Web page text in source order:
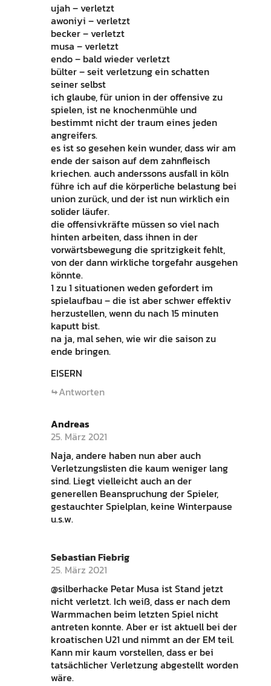
ujah – verletzt
awoniyi – verletzt
becker – verletzt
musa – verletzt
endo – bald wieder verletzt
bülter – seit verletzung ein schatten
seiner selbst
ich glaube, für union in der offensive zu
spielen, ist ne knochenmühle und
bestimmt nicht der traum eines jeden
angreifers.
es ist so gesehen kein wunder, dass wir am
ende der saison auf dem zahnfleisch
kriechen. auch anderssons ausfall in köln
führe ich auf die körperliche belastung bei
union zurück, und der ist nun wirklich ein
solider läufer.
die offensivkräfte müssen so viel nach
hinten arbeiten, dass ihnen in der
vorwärtsbewegung die spritzigkeit fehlt,
von der dann wirkliche torgefahr ausgehen
könnte.
1 zu 1 situationen weden gefordert im
spielaufbau – die ist aber schwer effektiv
herzustellen, wenn du nach 15 minuten
kaputt bist.
na ja, mal sehen, wie wir die saison zu
ende bringen.
EISERN
Antworten
Andreas
25. März 2021
Naja, andere haben nun aber auch
Verletzungslisten die kaum weniger lang
sind. Liegt vielleicht auch an der
generellen Beanspruchung der Spieler,
gestauchter Spielplan, keine Winterpause
u.s.w.
Sebastian Fiebrig
25. März 2021
@silberhacke Petar Musa ist Stand jetzt
nicht verletzt. Ich weiß, dass er nach dem
Warmmachen beim letzten Spiel nicht
antreten konnte. Aber er ist aktuell bei der
kroatischen U21 und nimmt an der EM teil.
Kann mir kaum vorstellen, dass er bei
tatsächlicher Verletzung abgestellt worden
wäre.